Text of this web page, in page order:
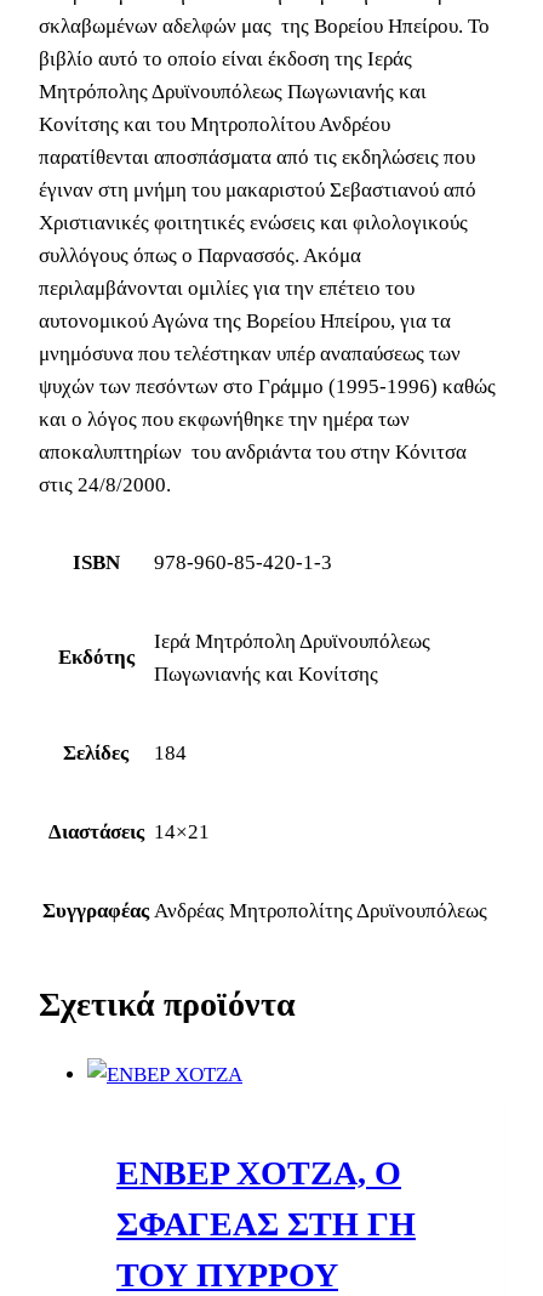
σκλαβωμένων αδελφών μας της Βορείου Ηπείρου. Το
βιβλίο αυτό το οποίο είναι έκδοση της Ιεράς
Μητρόπολης Δρυϊνουπόλεως Πωγωνιανής και
Κονίτσης και του Μητροπολίτου Ανδρέου
παρατίθενται αποσπάσματα από τις εκδηλώσεις που
έγιναν στη μνήμη του μακαριστού Σεβαστιανού από
Χριστιανικές φοιτητικές ενώσεις και φιλολογικούς
συλλόγους όπως ο Παρνασσός. Ακόμα
περιλαμβάνονται ομιλίες για την επέτειο του
αυτονομικού Αγώνα της Βορείου Ηπείρου, για τα
μνημόσυνα που τελέστηκαν υπέρ αναπαύσεως των
ψυχών των πεσόντων στο Γράμμο (1995-1996) καθώς
και ο λόγος που εκφωνήθηκε την ημέρα των
αποκαλυπτηρίων του ανδριάντα του στην Κόνιτσα
στις 24/8/2000.
ISBN 978-960-85-420-1-3
Εκδότης
Ιερά Μητρόπολη Δρυϊνουπόλεως
Πωγωνιανής και Κονίτσης
Σελίδες 184
Διαστάσεις 14×21
Συγγραφέας Ανδρέας Μητροπολίτης Δρυϊνουπόλεως
Σχετικά προϊόντα
ΕΝΒΕΡ ΧΟΤΖΑ, Ο
ΣΦΑΓΕΑΣ ΣΤΗ ΓΗ
ΤΟΥ ΠΥΡΡΟΥ